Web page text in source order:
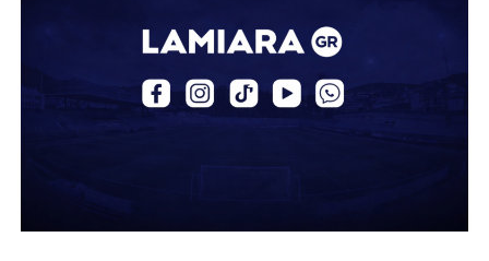
Δείτε αυτή τη δημοσίευση στο Instagram.